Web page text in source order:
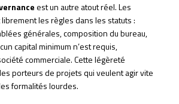
est un autre atout réel. Les
les règles dans les statuts :
générales, composition du bureau,
capital minimum n’est requis,
commerciale. Cette légèreté
porteurs de projets qui veulent agir vite
formalités lourdes.